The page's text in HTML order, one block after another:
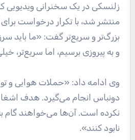
زلنسکی در یک سخنرانی ویدیویی
منتشر شد، با تکرار درخواست
بزرگ‌تر و سریع‌تر گفت: «ما باید
و به پیروزی برسیم، اما سریع‌تر،
وی ادامه داد: «حملات هوایی و
دونباس انجام می‌گیرد. هدف
نکرده است. آن‌ها می‌خواهند گام
نابود کنند».